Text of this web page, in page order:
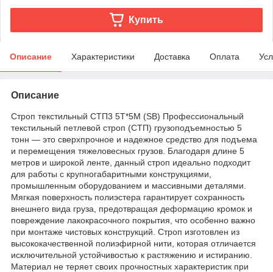
Купить
Описание Характеристики Доставка Оплата
Описание
Строп текстильный СТП3 5Т*5М (SB) Профессиональный
текстильный петлевой строп (СТП) грузоподъемностью 5
тонн — это сверхпрочное и надежное средство для подъема
и перемещения тяжеловесных грузов. Благодаря длине 5
метров и широкой ленте, данный строп идеально подходит
для работы с крупногабаритными конструкциями,
промышленным оборудованием и массивными деталями.
Мягкая поверхность полиэстера гарантирует сохранность
внешнего вида груза, предотвращая деформацию кромок и
повреждение лакокрасочного покрытия, что особенно важно
при монтаже чистовых конструкций. Строп изготовлен из
высококачественной полиэфирной нити, которая отличается
исключительной устойчивостью к растяжению и истиранию.
Материал не теряет своих прочностных характеристик при